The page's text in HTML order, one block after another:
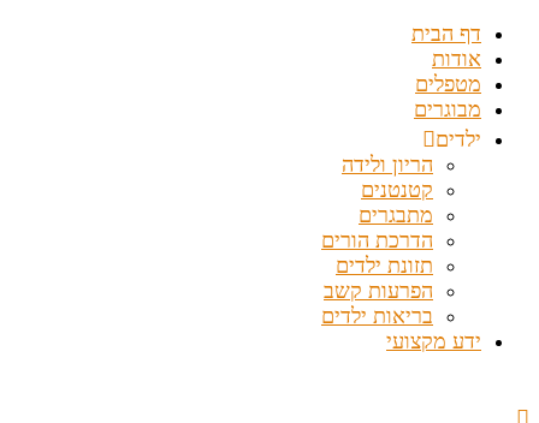
דף הבית
אודות
מטפלים
מבוגרים
ילדים
הריון ולידה
קטנטנים
מתבגרים
הדרכת הורים
תזונת ילדים
הפרעות קשב
בריאות ילדים
ידע מקצועי